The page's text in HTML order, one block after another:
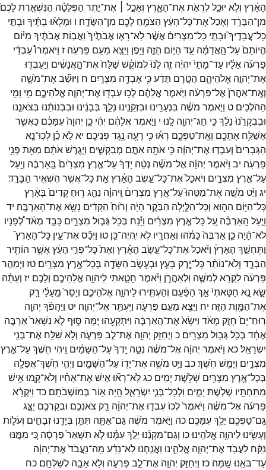
הָאָ֔רֶץ וְלֹ֥א יוּכַ֖ללִרְאֹ֣תאֶת־הָאָ֑רֶץ וְאָכַ֣ל ׀ אֶת־יֶ֣תֶר הַפְּלֵטָ֗ה הַנִּשְׁאֶ֤רֶתלָכֶם֙
מִן־הַבָּרָ֔ד וְאָכַל֙אֶת־כָּל־הָעֵ֔ץ הַצֹּמֵ֥חַ לָכֶ֖ם מִן־הַשָּׂדֶֽה׃ ו וּמָלְא֨וּ בָתֶּ֜יךָ וּבָתֵּ֣י
כָל־עֲבָדֶיךָ֮ וּבָתֵּ֣י כָל־מִצְרַיִם֒ אֲשֶׁ֨רלֹֽא־רָא֤וּאֲבֹתֶ֙יךָ֙ וַאֲב֣וֹתאֲבֹתֶ֔יךָ מִיּ֗וֹם
הֱיוֹתָם֙עַל־הָ֣אֲדָמָ֔ה עַ֖ד הַיּ֣וֹם הַזֶּ֑ה וַיִּ֥פֶן וַיֵּצֵ֖א מֵעִ֥ם פַּרְעֹֽה׃ ז וַיֹּאמְרוּ֩עַבְדֵ֨י
פַרְעֹ֜ה אֵלָ֗יו עַד־מָתַי֙ יִהְיֶ֨ה זֶ֥ה לָ֙נוּ֙לְמוֹקֵ֔שׁ שַׁלַּח֙אֶת־הָ֣אֲנָשִׁ֔ים וְיַֽעַבְד֖וּ
אֶת־יְהוָ֣ה אֱלֹהֵיהֶ֑ם הֲטֶ֣רֶם תֵּדַ֔עכִּ֥י אָבְדָ֖ה מִצְרָֽיִם׃ ח וַיּוּשַׁ֞באֶת־מֹשֶׁ֤ה
וְאֶֽת־אַהֲרֹן֙אֶל־פַּרְעֹ֔ה וַיֹּ֣אמֶראֲלֵהֶ֔ם לְכ֥וּעִבְד֖וּאֶת־יְהוָ֣ה אֱלֹהֵיכֶ֑ם מִ֥י וָמִ֖י
הַהֹלְכִֽים׃ ט וַיֹּ֣אמֶר מֹשֶׁ֔ה בִּנְעָרֵ֥ינוּ וּבִזְקֵנֵ֖ינוּ נֵלֵ֑ךְ בְּבָנֵ֨ינוּ וּבִבְנוֹתֵ֜נוּ בְּצֹאנֵ֤נוּ
וּבִבְקָרֵ֙נוּ֙ נֵלֵ֔ךְכִּ֥י חַג־יְהוָ֖ה לָֽנוּ׃ י וַיֹּ֣אמֶראֲלֵהֶ֗ם יְהִ֨י כֵ֤ן יְהוָה֙עִמָּכֶ֔ם כַּאֲשֶׁ֛ר
אֲשַׁלַּ֥ח אֶתְכֶ֖ם וְאֶֽת־טַפְּכֶ֑ם רְא֕וּכִּ֥י רָעָ֖ה נֶ֥גֶד פְּנֵיכֶֽם׃ יאלֹ֣אכֵ֗ן לְכֽוּ־נָ֤א
הַגְּבָרִים֙ וְעִבְד֣וּאֶת־יְהוָ֔ה כִּ֥י אֹתָ֖הּ אַתֶּ֣ם מְבַקְשִׁ֑ים וַיְגָ֣רֶשׁאֹתָ֔ם מֵאֵ֖ת פְּנֵ֥י
פַרְעֹֽה׃ יב וַיֹּ֨אמֶר יְהוָ֜ה אֶל־מֹשֶׁ֗ה נְטֵ֨ה יָדְךָ֜עַל־אֶ֤רֶץ מִצְרַ֙יִם֙ בָּֽאַרְבֶּ֔ה וְיַ֖עַל
עַל־אֶ֣רֶץ מִצְרָ֑יִם וְיֹאכַל֙אֶת־כָּל־עֵ֣שֶׂב הָאָ֔רֶץאֵ֛תכָּל־אֲשֶׁ֥ר הִשְׁאִ֖יר הַבָּרָֽד׃
יג וַיֵּ֨ט מֹשֶׁ֣ה אֶת־מַטֵּהוּ֮עַל־אֶ֣רֶץ מִצְרַיִם֒ וַֽיהוָ֗ה נִהַ֤ג ר֥וּחַ קָדִים֙ בָּאָ֔רֶץ
כָּל־הַיּ֥וֹם הַה֖וּא וְכָל־הַלָּ֑יְלָה הַבֹּ֣קֶר הָיָ֔ה וְר֙וּחַ֙ הַקָּדִ֔ים נָשָׂ֖אאֶת־הָאַרְבֶּֽה׃ יד
וַיַּ֣עַל הָֽאַרְבֶּ֗ה עַ֚לכָּל־אֶ֣רֶץ מִצְרַ֔יִם וַיָּ֕נַח בְּכֹ֖לגְּב֣וּל מִצְרָ֑יִם כָּבֵ֣ד מְאֹ֔דלְ֠פָנָיו
לֹא־הָ֨יָה כֵ֤ן אַרְבֶּה֙כָּמֹ֔הוּ וְאַחֲרָ֖יו לֹ֥א יִֽהְיֶה־כֵּֽן׃ טו וַיְכַ֞סאֶת־עֵ֣ין כָּל־הָאָרֶץ֮
וַתֶּחְשַׁ֣ךְ הָאָרֶץ֒ וַיֹּ֜אכַלאֶת־כָּל־עֵ֣שֶׂב הָאָ֗רֶץ וְאֵת֙כָּל־פְּרִ֣י הָעֵ֔ץאֲשֶׁ֥ר הוֹתִ֖יר
הַבָּרָ֑ד וְלֹא־נוֹתַ֨רכָּל־יֶ֧רֶק בָּעֵ֛ץ וּבְעֵ֥שֶׂב הַשָּׂדֶ֖ה בְּכָל־אֶ֥רֶץ מִצְרָֽיִם׃ טז וַיְמַהֵ֣ר
פַּרְעֹ֔ה לִקְרֹ֖אלְמֹשֶׁ֣ה וּֽלְאַהֲרֹ֑ן וַיֹּ֗אמֶר חָטָ֛אתִי לַיהוָ֥ה אֱלֹֽהֵיכֶ֖ם וְלָכֶֽם׃ יז וְעַתָּ֗ה
שָׂ֣א נָ֤א חַטָּאתִי֙אַ֣ךְ הַפַּ֔עַם וְהַעְתִּ֖ירוּלַיהוָ֣ה אֱלֹהֵיכֶ֑ם וְיָסֵר֙ מֵֽעָלַ֔י רַ֖ק
אֶת־הַמָּ֥וֶת הַזֶּֽה׃ יח וַיֵּצֵ֖א מֵעִ֣ם פַּרְעֹ֑ה וַיֶּעְתַּ֖ראֶל־יְהוָֽה׃ יט וַיַּהֲפֹ֨ךְ יְהוָ֤ה
רֽוּחַ־יָם֙ חָזָ֣ק מְאֹ֔ד וַיִּשָּׂא֙אֶת־הָ֣אַרְבֶּ֔ה וַיִּתְקָעֵ֖הוּ יָ֣מָּה סּ֑וּף לֹ֤א נִשְׁאַר֙אַרְבֶּ֣ה
אֶחָ֔ד בְּכֹ֖לגְּב֥וּל מִצְרָֽיִם׃ כ וַיְחַזֵּ֥ק יְהוָ֖ה אֶת־לֵ֣ב פַּרְעֹ֑ה וְלֹ֥א שִׁלַּ֖ח אֶת־בְּנֵ֥י
יִשְׂרָאֵֽל׃כא וַיֹּ֨אמֶר יְהוָ֜ה אֶל־מֹשֶׁ֗ה נְטֵ֤ה יָֽדְךָ֙עַל־הַשָּׁמַ֔יִם וִ֥יהִי חֹ֖שֶׁךְעַל־אֶ֣רֶץ
מִצְרָ֑יִם וְיָמֵ֖שׁ חֹֽשֶׁךְ׃כב וַיֵּ֥ט מֹשֶׁ֛ה אֶת־יָד֖וֹ עַל־הַשָּׁמָ֑יִם וַיְהִ֧י חֹֽשֶׁךְ־אֲפֵלָ֛ה
בְּכָל־אֶ֥רֶץ מִצְרַ֖יִם שְׁלֹ֥שֶׁת יָמִֽים׃ כגלֹֽא־רָא֞וּאִ֣ישׁאֶת־אָחִ֗יו וְלֹא־קָ֛מוּאִ֥ישׁ
מִתַּחְתָּ֖יו שְׁלֹ֣שֶׁת יָמִ֑ים וּֽלְכָל־בְּנֵ֧י יִשְׂרָאֵ֛ל הָ֥יָה א֖וֹר בְּמוֹשְׁבֹתָֽם׃ כד וַיִּקְרָ֨א
פַרְעֹ֜ה אֶל־מֹשֶׁ֗ה וַיֹּ֙אמֶר֙לְכוּ֙עִבְד֣וּאֶת־יְהוָ֔ה רַ֛ק צֹאנְכֶ֥ם וּבְקַרְכֶ֖ם יֻצָּ֑ג
גַּֽם־טַפְּכֶ֖ם יֵלֵ֥ךְעִמָּכֶֽם׃ כה וַיֹּ֣אמֶר מֹשֶׁ֔ה גַּם־אַתָּ֛ה תִּתֵּ֥ן בְּיָדֵ֖נוּזְבָחִ֣ים וְעֹל֑וֹת
וְעָשִׂ֖ינוּלַיהוָ֥ה אֱלֹהֵֽינוּ׃כו וְגַם־מִקְנֵ֜נוּ יֵלֵ֣ךְעִמָּ֗נוּלֹ֤א תִשָּׁאֵר֙ פַּרְסָ֔ה כִּ֚י מִמֶּ֣נּוּ
נִקַּ֔ח לַעֲבֹ֖דאֶת־יְהוָ֣ה אֱלֹהֵ֑ינוּ וַאֲנַ֣חְנוּלֹֽא־נֵדַ֗ע מַֽה־נַּעֲבֹד֙אֶת־יְהוָ֔ה
עַד־בֹּאֵ֖נוּ שָֽׁמָּה׃ כז וַיְחַזֵּ֥ק יְהוָ֖ה אֶת־לֵ֣ב פַּרְעֹ֑ה וְלֹ֥אאָבָ֖ה לְשַׁלְּחָֽם׃ כח